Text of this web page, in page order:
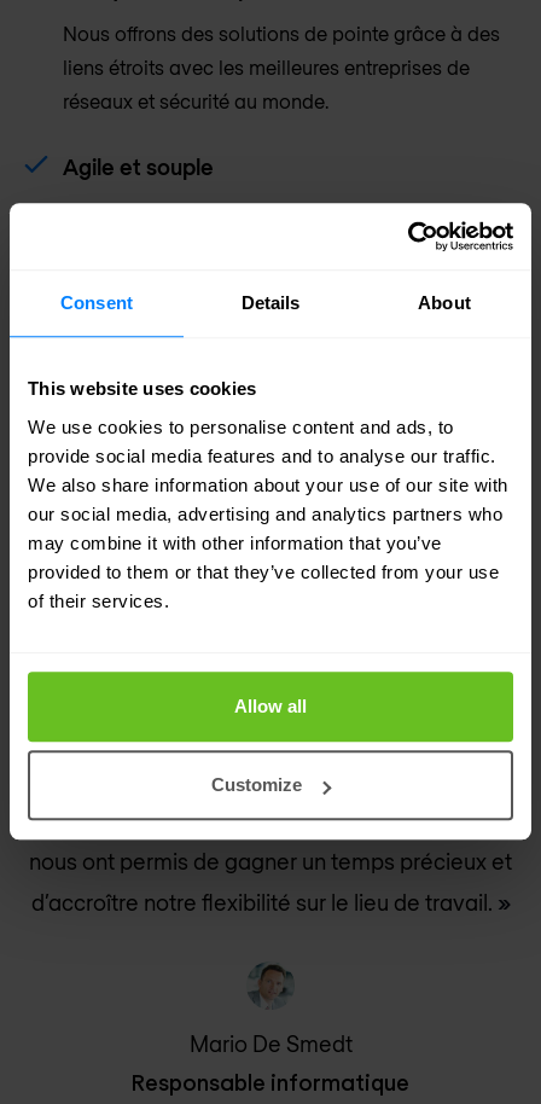
Consent Details About
This website uses cookies
We use cookies to personalise content and ads, to
provide social media features and to analyse our traffic.
We also share information about your use of our site with
our social media, advertising and analytics partners who
may combine it with other information that you’ve
provided to them or that they’ve collected from your use
of their services.
Allow all
Customize
Nous offrons des solutions de pointe grâce à des
liens étroits avec les meilleures entreprises de
réseaux et sécurité au monde.
Agile et souple
Plus qu'une mode. Nous portons une attention
constante à la qualité, la rapidité et la satisfaction
Gestion de cas complexes
Nos experts travaillent sur les projets réseaux et
sécurité les plus complexes dans des secteurs très
compétitifs
«L’expertise et la facilité de contact avec Nomios
nous ont permis de gagner un temps précieux et
d’accroître notre flexibilité sur le lieu de travail. »
Mario De Smedt
Responsable informatique